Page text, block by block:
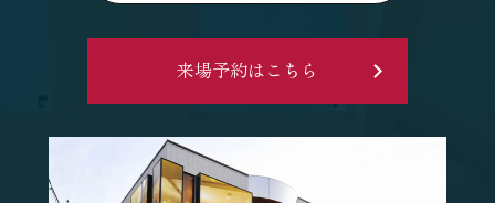
来場予約はこちら